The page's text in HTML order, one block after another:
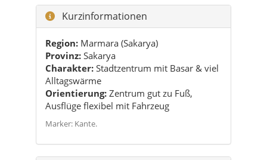
Kurzinformationen
Region: Marmara (Sakarya)
Provinz: Sakarya
Charakter: Stadtzentrum mit Basar & viel
Alltagswärme
Orientierung: Zentrum gut zu Fuß,
Ausflüge flexibel mit Fahrzeug
Marker: Kante.